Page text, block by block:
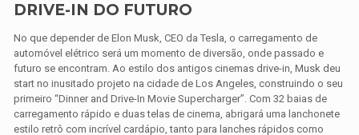
DRIVE-IN DO FUTURO
No que depender de Elon Musk, CEO da Tesla, o carregamento de
automóvel elétrico será um momento de diversão, onde passado e
futuro se encontram. Ao estilo dos antigos cinemas drive-in, Musk deu
start no inusitado projeto na cidade de Los Angeles, construindo o seu
primeiro “Dinner and Drive-In Movie Supercharger”. Com 32 baias de
carregamento rápido e duas telas de cinema, abrigará uma lanchonete
estilo retrô com incrível cardápio, tanto para lanches rápidos como